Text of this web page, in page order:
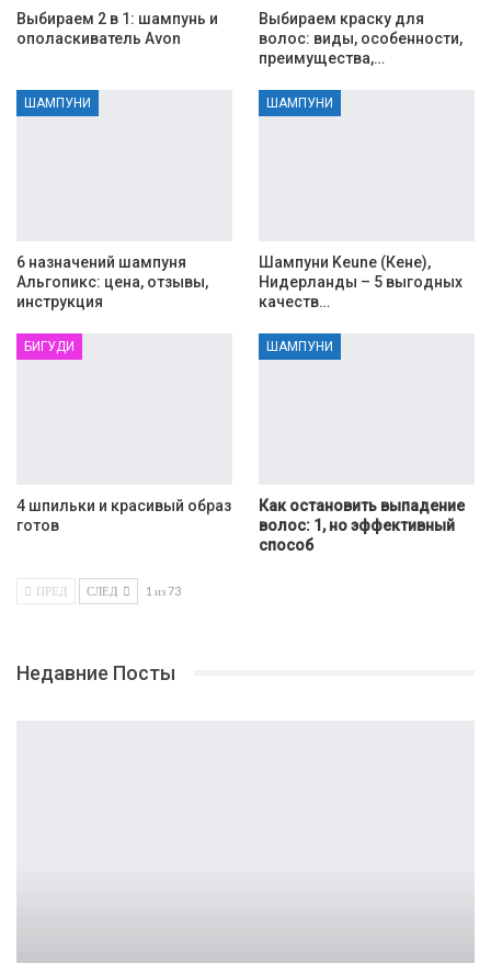
Выбираем 2 в 1: шампунь и
ополаскиватель Avon
Выбираем краску для
волос: виды, особенности,
преимущества,…
ШАМПУНИ
6 назначений шампуня
Альгопикс: цена, отзывы,
инструкция
ШАМПУНИ
Шампуни Keune (Кене),
Нидерланды – 5 выгодных
качеств…
БИГУДИ
4 шпильки и красивый образ
готов
ШАМПУНИ
Как остановить выпадение
волос: 1, но эффективный
способ
ПРЕД СЛЕД 1 из 73
Недавние Посты